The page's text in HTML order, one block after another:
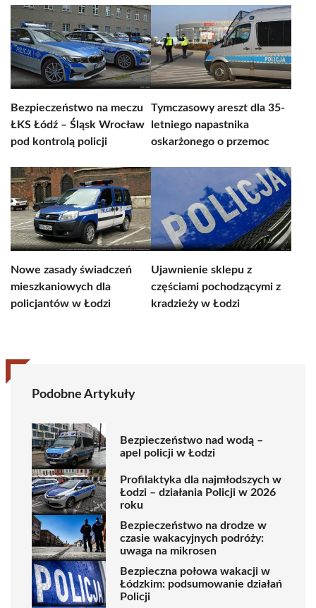
Bezpieczeństwo na meczu
ŁKS Łódź – Śląsk Wrocław
pod kontrolą policji
Tymczasowy areszt dla 35-
letniego napastnika
oskarżonego o przemoc
Nowe zasady świadczeń
mieszkaniowych dla
policjantów w Łodzi
Ujawnienie sklepu z
częściami pochodzącymi z
kradzieży w Łodzi
Podobne Artykuły
Bezpieczeństwo nad wodą –
apel policji w Łodzi
Profilaktyka dla najmłodszych w
Łodzi – działania Policji w 2026
roku
Bezpieczeństwo na drodze w
czasie wakacyjnych podróży:
uwaga na mikrosen
Bezpieczna połowa wakacji w
Łódzkim: podsumowanie działań
Policji